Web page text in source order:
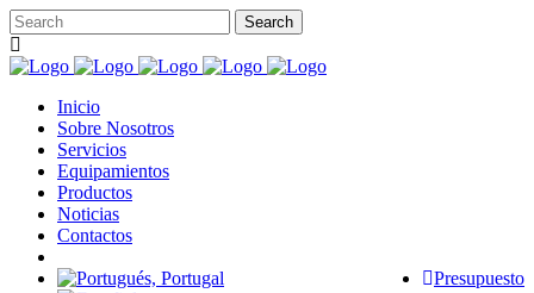
Inicio
Sobre Nosotros
Servicios
Equipamientos
Productos
Noticias
Contactos
Presupuesto